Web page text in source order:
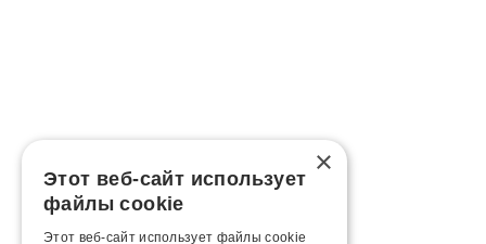
×
Этот веб-сайт использует
файлы cookie
Этот веб-сайт использует файлы cookie